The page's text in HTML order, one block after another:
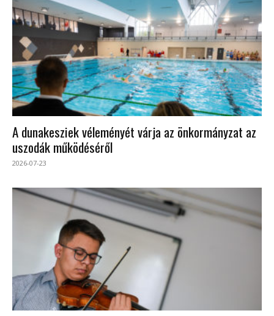
A dunakesziek véleményét várja az önkormányzat az
uszodák működéséről
2026-07-23